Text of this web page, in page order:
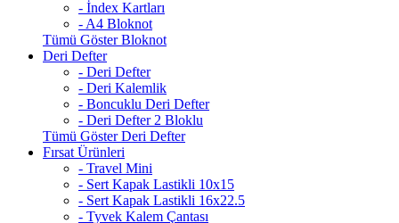
- İndex Kartları
- A4 Bloknot
Tümü Göster Bloknot
Deri Defter
- Deri Defter
- Deri Kalemlik
- Boncuklu Deri Defter
- Deri Defter 2 Bloklu
Tümü Göster Deri Defter
Fırsat Ürünleri
- Travel Mini
- Sert Kapak Lastikli 10x15
- Sert Kapak Lastikli 16x22.5
- Tyvek Kalem Çantası